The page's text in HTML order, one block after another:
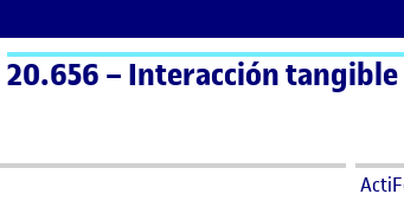
Logo Ágora
20.656 – Interacción tangible